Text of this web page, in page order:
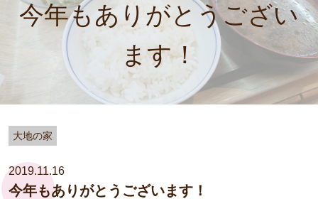
今年もありがとうござい
ます！
大地の家
2019.11.16
今年もありがとうございます！